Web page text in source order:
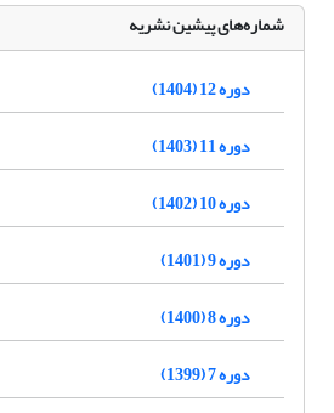
شماره‌های پیشین نشریه
دوره 12 (1404)
دوره 11 (1403)
دوره 10 (1402)
دوره 9 (1401)
دوره 8 (1400)
دوره 7 (1399)